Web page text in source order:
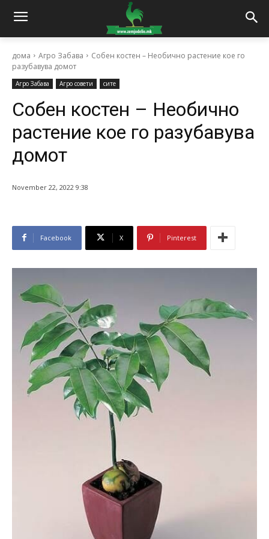
дома Агро Забава
Собен костен – Необично растение кое го
разубавува домот
Агро Забава Агро совети сите
Собен костен – Необично
растение кое го разубавува
домот
November 22, 2022 9:38
Facebook X Pinterest